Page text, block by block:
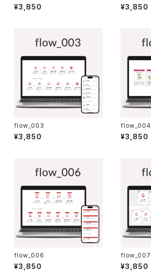
¥3,850 ¥3,850
flow_003
¥3,850
flow_004
¥3,850
flow_006
¥3,850
flow_007
¥3,850